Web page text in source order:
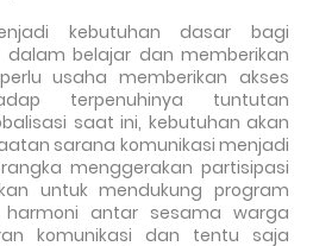
kebutuhan dasar bagi
belajar dan memberikan
usaha memberikan akses
terpenuhinya tuntutan
saat ini, kebutuhan akan
sarana komunikasi menjadi
menggerakan partisipasi
untuk mendukung program
harmoni antar sesama warga
komunikasi dan tentu saja